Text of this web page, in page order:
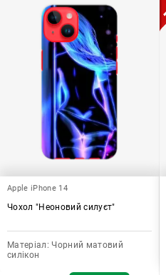
Apple iPhone 14
Чохол "Неоновий силуєт"
Матеріал: Чорний матовий
силікон